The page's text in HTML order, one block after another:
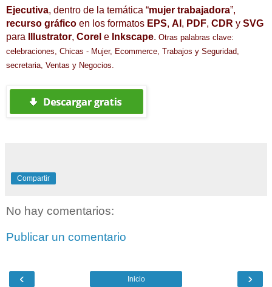
Ejecutiva, dentro de la temática “mujer trabajadora”,
recurso gráfico en los formatos EPS, AI , PDF, CDR y SVG
para
Illustrator, Corel e Inkscape. Otras palabras clave:
celebraciones, Chicas - Mujer, Ecommerce, Trabajos y Seguridad,
secretaria, Ventas y Negocios
Compartir
No hay comentarios:
Publicar un comentario
‹ ›
Inicio